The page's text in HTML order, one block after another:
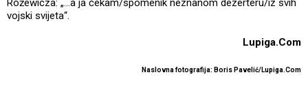
Różewicza: „...a ja čekam/spomenik neznanom dezerteru/iz svih
vojski svijeta“.
Lupiga.Com
Naslovna fotografija: Boris Pavelić/Lupiga.Com